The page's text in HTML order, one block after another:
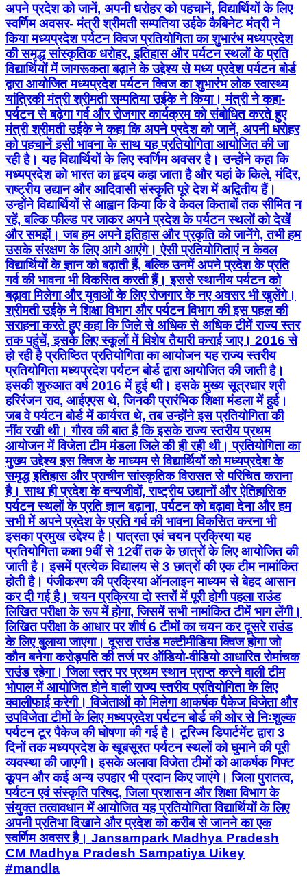
अपने प्रदेश को जानें, अपनी धरोहर को पहचानें, विद्यार्थियों के लिए
स्वर्णिम अवसर- मंत्री श्रीमती सम्पतिया उईके कैबिनेट मंत्री ने
किया मध्यप्रदेश पर्यटन क्विज प्रतियोगिता का शुभारंभ मध्यप्रदेश
की समृद्ध सांस्कृतिक धरोहर, इतिहास और पर्यटन स्थलों के प्रति
विद्यार्थियों में जागरूकता बढ़ाने के उद्देश्य से मध्य प्रदेश पर्यटन बोर्ड
द्वारा आयोजित मध्यप्रदेश पर्यटन क्विज का शुभारंभ लोक स्वास्थ्य
यांत्रिकी मंत्री श्रीमती सम्पतिया उईके ने किया। मंत्री ने कहा-
पर्यटन से बढ़ेगा गर्व और रोजगार कार्यक्रम को संबोधित करते हुए
मंत्री श्रीमती उईके ने कहा कि अपने प्रदेश को जानें, अपनी धरोहर
को पहचानें इसी भावना के साथ यह प्रतियोगिता आयोजित की जा
रही है। यह विद्यार्थियों के लिए स्वर्णिम अवसर है। उन्होंने कहा कि
मध्यप्रदेश को भारत का हृदय कहा जाता है और यहां के किले, मंदिर,
राष्ट्रीय उद्यान और आदिवासी संस्कृति पूरे देश में अद्वितीय हैं।
उन्होंने विद्यार्थियों से आह्वान किया कि वे केवल किताबों तक सीमित न
रहें, बल्कि फील्ड पर जाकर अपने प्रदेश के पर्यटन स्थलों को देखें
और समझें। जब हम अपने इतिहास और प्रकृति को जानेंगे, तभी हम
उसके संरक्षण के लिए आगे आएंगे। ऐसी प्रतियोगिताएं न केवल
विद्यार्थियों के ज्ञान को बढ़ाती हैं, बल्कि उनमें अपने प्रदेश के प्रति
गर्व की भावना भी विकसित करती हैं। इससे स्थानीय पर्यटन को
बढ़ावा मिलेगा और युवाओं के लिए रोजगार के नए अवसर भी खुलेंगे।
श्रीमती उईके ने शिक्षा विभाग और पर्यटन विभाग की इस पहल की
सराहना करते हुए कहा कि जिले से अधिक से अधिक टीमें राज्य स्तर
तक पहुंचें, इसके लिए स्कूलों में विशेष तैयारी कराई जाए। 2016 से
हो रही है प्रतिष्ठित प्रतियोगिता का आयोजन यह राज्य स्तरीय
प्रतियोगिता मध्यप्रदेश पर्यटन बोर्ड द्वारा आयोजित की जाती है।
इसकी शुरुआत वर्ष 2016 में हुई थी। इसके मुख्य सूत्रधार श्री
हरिरंजन राव, आईएएस थे, जिनकी प्रारंभिक शिक्षा मंडला में हुई।
जब वे पर्यटन बोर्ड में कार्यरत थे, तब उन्होंने इस प्रतियोगिता की
नींव रखी थी। गौरव की बात है कि इसके राज्य स्तरीय प्रथम
आयोजन में विजेता टीम मंडला जिले की ही रही थी। प्रतियोगिता का
मुख्य उद्देश्य इस क्विज के माध्यम से विद्यार्थियों को मध्यप्रदेश के
समृद्ध इतिहास और प्राचीन सांस्कृतिक विरासत से परिचित कराना
है। साथ ही प्रदेश के वन्यजीवों, राष्ट्रीय उद्यानों और ऐतिहासिक
पर्यटन स्थलों के प्रति ज्ञान बढ़ाना, पर्यटन को बढ़ावा देना और हम
सभी में अपने प्रदेश के प्रति गर्व की भावना विकसित करना भी
इसका प्रमुख उद्देश्य है। पात्रता एवं चयन प्रक्रिया यह
प्रतियोगिता कक्षा 9वीं से 12वीं तक के छात्रों के लिए आयोजित की
जाती है। इसमें प्रत्येक विद्यालय से 3 छात्रों की एक टीम नामांकित
होती है। पंजीकरण की प्रक्रिया ऑनलाइन माध्यम से बेहद आसान
कर दी गई है। चयन प्रक्रिया दो स्तरों में पूरी होगी पहला राउंड
लिखित परीक्षा के रूप में होगा, जिसमें सभी नामांकित टीमें भाग लेंगी।
लिखित परीक्षा के आधार पर शीर्ष 6 टीमों का चयन कर दूसरे राउंड
के लिए बुलाया जाएगा। दूसरा राउंड मल्टीमीडिया क्विज होगा जो
कौन बनेगा करोड़पति की तर्ज पर ऑडियो-वीडियो आधारित रोमांचक
राउंड रहेगा। जिला स्तर पर प्रथम स्थान प्राप्त करने वाली टीम
भोपाल में आयोजित होने वाली राज्य स्तरीय प्रतियोगिता के लिए
क्वालीफाई करेगी। विजेताओं को मिलेगा आकर्षक पैकेज विजेता और
उपविजेता टीमों के लिए मध्यप्रदेश पर्यटन बोर्ड की ओर से निःशुल्क
पर्यटन टूर पैकेज की घोषणा की गई है। टूरिज्म डिपार्टमेंट द्वारा 3
दिनों तक मध्यप्रदेश के खूबसूरत पर्यटन स्थलों को घुमाने की पूरी
व्यवस्था की जाएगी। इसके अलावा विजेता टीमों को आकर्षक गिफ्ट
कूपन और कई अन्य उपहार भी प्रदान किए जाएंगे। जिला पुरातत्व,
पर्यटन एवं संस्कृति परिषद, जिला प्रशासन और शिक्षा विभाग के
संयुक्त तत्वावधान में आयोजित यह प्रतियोगिता विद्यार्थियों के लिए
अपनी प्रतिभा दिखाने और प्रदेश को करीब से जानने का एक
स्वर्णिम अवसर है। Jansampark Madhya Pradesh
CM Madhya Pradesh Sampatiya Uikey
#mandla